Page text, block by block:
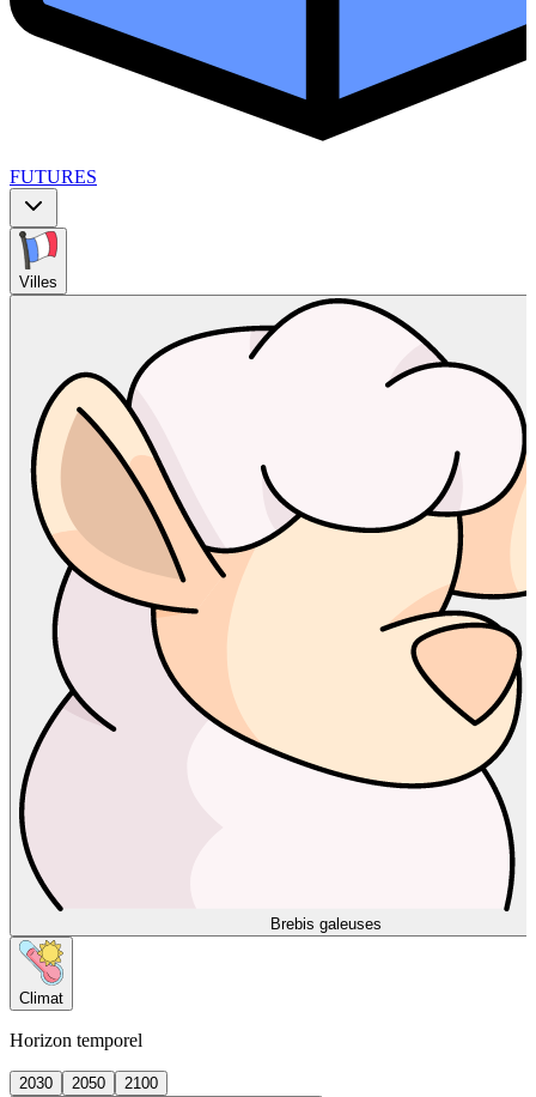
FUTURES
Villes
Brebis galeuses
Climat
Horizon temporel
2030 2050
2100